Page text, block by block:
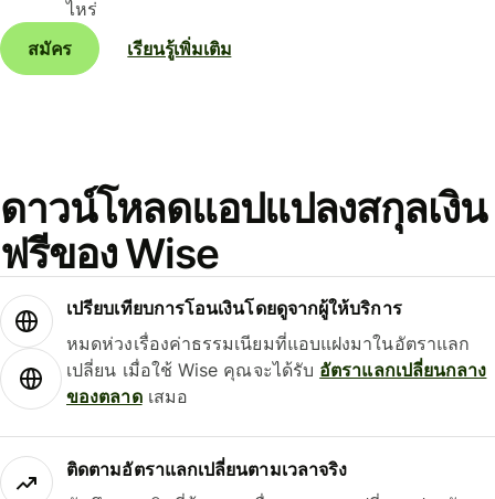
ไหร่
สมัคร
เรียนรู้เพิ่มเติม
ดาวน์โหลดแอปแปลงสกุลเงิน
ฟรีของ Wise
เปรียบเทียบการโอนเงินโดยดูจากผู้ให้บริการ
หมดห่วงเรื่องค่าธรรมเนียมที่แอบแฝงมาในอัตราแลก
เปลี่ยน เมื่อใช้ Wise คุณจะได้รับ อัตราแลกเปลี่ยนกลาง
ของตลาดเสมอ
ติดตามอัตราแลกเปลี่ยนตามเวลาจริง